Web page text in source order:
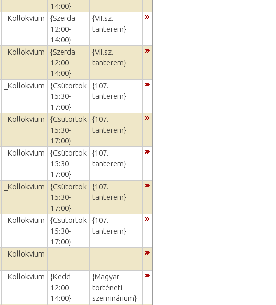
14:00}
_Kollokvium
{Szerda
12:00-
14:00}
{VII.sz.
tanterem}
_Kollokvium
{Szerda
12:00-
14:00}
{VII.sz.
tanterem}
_Kollokvium
{Csütörtök
15:30-
17:00}
{107.
tanterem}
_Kollokvium
{Csütörtök
15:30-
17:00}
{107.
tanterem}
_Kollokvium
{Csütörtök
15:30-
17:00}
{107.
tanterem}
_Kollokvium
{Csütörtök
15:30-
17:00}
{107.
tanterem}
_Kollokvium
{Csütörtök
15:30-
17:00}
{107.
tanterem}
_Kollokvium
_Kollokvium
{Kedd
12:00-
14:00}
{Magyar
történeti
szeminárium}